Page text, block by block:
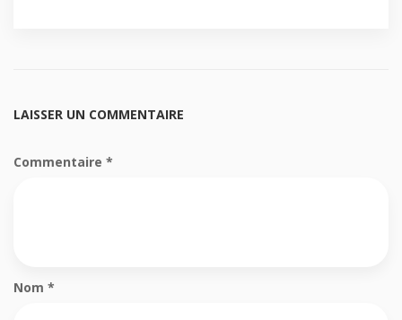
LAISSER UN COMMENTAIRE
Commentaire *
Nom *